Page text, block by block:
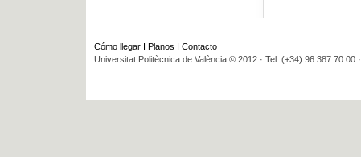
Cómo llegar Planos
Contacto
Universitat Politècnica de València © 2012 · Tel. (+34) 96 387 70 00 ·